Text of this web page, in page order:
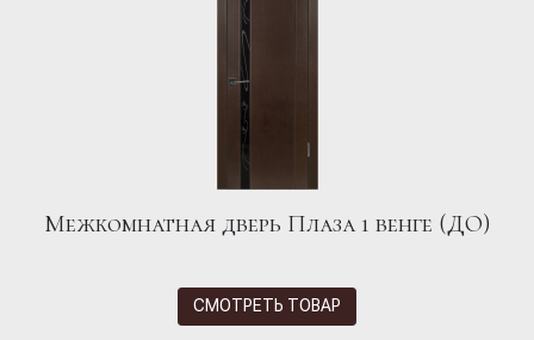
Межкомнатная дверь Плаза 1 венге (ДО)
СМОТРЕТЬ ТОВАР